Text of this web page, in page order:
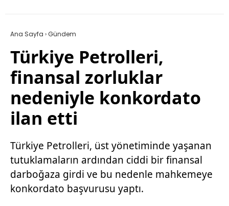
Ana Sayfa ›Gündem
Türkiye Petrolleri,
finansal zorluklar
nedeniyle konkordato
ilan etti
Türkiye Petrolleri, üst yönetiminde yaşanan
tutuklamaların ardından ciddi bir finansal
darboğaza girdi ve bu nedenle mahkemeye
konkordato başvurusu yaptı.